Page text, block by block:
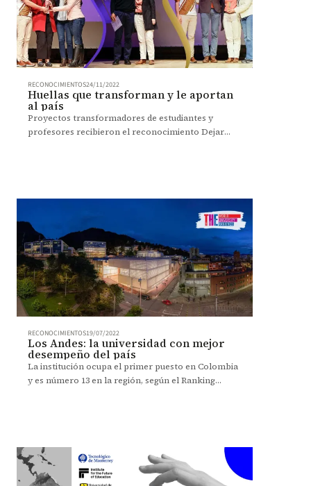
RECONOCIMIENTOS24/11/2022
Huellas que transforman y le aportan
al país
Proyectos transformadores de estudiantes y
profesores recibieron el reconocimiento Dejar
RECONOCIMIENTOS19/07/2022
Los Andes: la universidad con mejor
desempeño del país
La institución ocupa el primer puesto en Colombia
y es número 13 en la región, según el Ranking